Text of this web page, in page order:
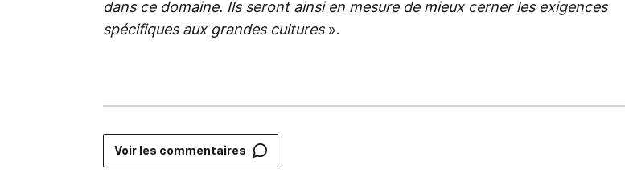
dans ce domaine. Ils seront ainsi en mesure de mieux cerner les exigences
spécifiques aux grandes cultures».
Voir les commentaires